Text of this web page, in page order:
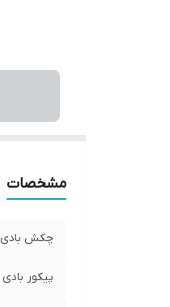
مشخصات
چکش بادی A9
پیکور بادی 7 کیلویی